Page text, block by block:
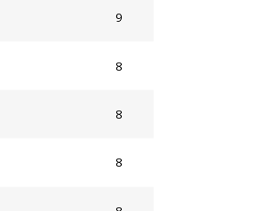
9
8
8
8